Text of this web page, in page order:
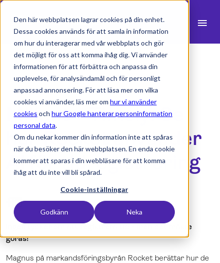
Den här webbplatsen lagrar cookies på din enhet.
Dessa cookies används för att samla in information
om hur du interagerar med vår webbplats och gör
det möjligt för oss att komma ihåg dig. Vi använder
informationen för att förbättra och anpassa din
upplevelse, för analysändamål och för personligt
anpassad annonsering. För att läsa mer om vilka
cookies vi använder, läs mer om hur vi använder
cookies och hur Google hanterar personinformation
personal data.
Om du nekar kommer din information inte att spåras
när du besöker den här webbplatsen. En enda cookie
kommer att sparas i din webbläsare för att komma
ihåg att du inte vill bli spårad.
Cookie-inställningar
Godkänn Neka
menu
Produkter
Branscher
Resurser expand_more
Integrationer
search
language
Svenska
Norsk
Logga in
Milient + Timely: Se
hur Rocket använder
AI för tidregistrering
28 februari 2023 -1 min lästid
Ingen tycker om att registrera tid - men det måste
göras!
Magnus på markandsföringsbyrån Rocket berättar hur de